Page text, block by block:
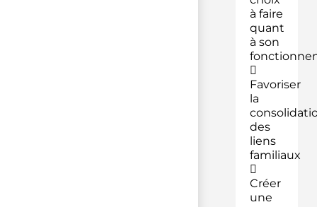
à faire
quant
à son

Favoriser
la
des
liens
familiaux

Créer
une